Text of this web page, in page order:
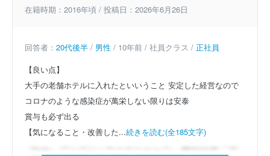
在籍時期：2016年頃 / 投稿日：2026年6月26日
回答者： 20代後半 / 男性 / 10年前 / 社員クラス / 正社員
【良い点】
大手の老舗ホテルに入れたといいうこと 安定した経営なので
コロナのような感染症が萬栄しない限りは安泰
賞与も必ず出る
【気になること・改善した...続きを読む(全185文字)